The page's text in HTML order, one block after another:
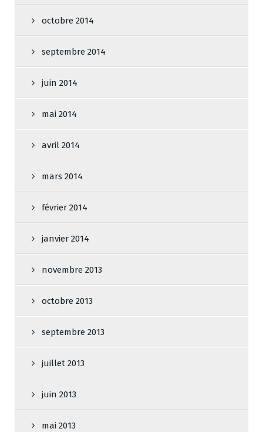
octobre 2014
septembre 2014
juin 2014
mai 2014
avril 2014
mars 2014
février 2014
janvier 2014
novembre 2013
octobre 2013
septembre 2013
juillet 2013
juin 2013
mai 2013